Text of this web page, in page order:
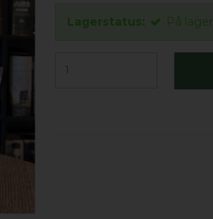
Lagerstatus: På lager